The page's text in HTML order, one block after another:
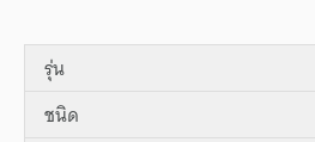
รุ่น
ชนิด